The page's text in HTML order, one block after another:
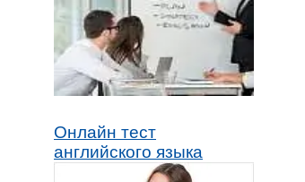
Онлайн тест
английского языка